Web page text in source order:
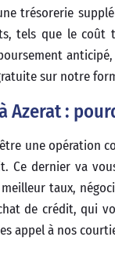
trésorerie
tels que le coût
sur notre
Azerat :
une opération
Ce dernier va
taux,
de crédit, qui
appel à nos